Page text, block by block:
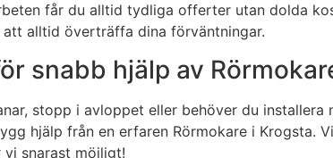
får du alltid tydliga offerter utan dolda
alltid överträffa dina förväntningar.
snabb hjälp av
stopp i avloppet eller behöver du
hjälp från en erfaren Rörmokare i Krogsta.
snarast möjligt!